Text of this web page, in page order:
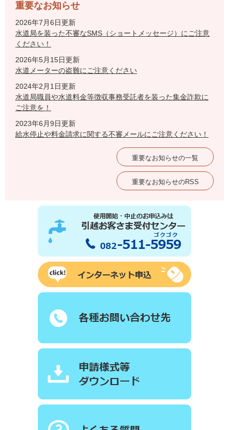
重要なお知らせ
2026年7月6日更新
水道局を装った不審なSMS（ショートメッセージ）にご注意
ください！
2026年5月15日更新
水道メーターの盗難にご注意ください
2024年2月1日更新
水道局職員や水道料金等徴収事務受託者を装った集金詐欺に
ご注意を！
2023年6月9日更新
給水停止や料金請求に関する不審メールにご注意ください！
重要なお知らせの一覧
重要なお知らせのRSS